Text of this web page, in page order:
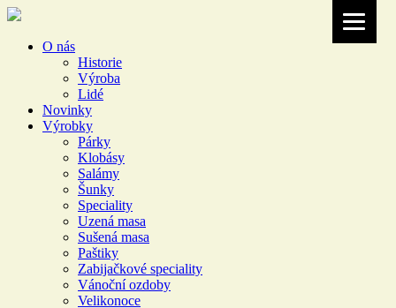
O nás
Historie
Výroba
Lidé
Novinky
Výrobky
Párky
Klobásy
Salámy
Šunky
Speciality
Uzená masa
Sušená masa
Paštiky
Zabijačkové speciality
Vánoční ozdoby
Velikonoce